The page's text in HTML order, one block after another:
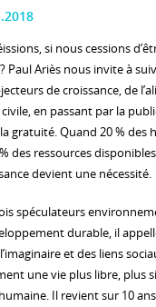
si nous cessions
Paul Ariès nous invite à
de croissance, de
en passant par la
gratuité. Quand 20 % des
des ressources
devient une nécessité.
spéculateurs
durable, il
et des liens
une vie plus libre, plus
Il revient sur 10